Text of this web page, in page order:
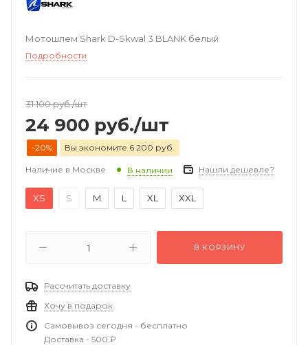
Мотошлем Shark D-Skwal 3 BLANK белый
Подробности
31 100руб./шт
24 900 руб./шт
-20% Вы экономите 6 200 руб.
Наличие в Москве В наличии Нашли дешевле?
XS S M L XL XXL
В КОРЗИНУ
Рассчитать доставку
Хочу в подарок
Самовывоз сегодня - бесплатно
Доставка - 500 ₽